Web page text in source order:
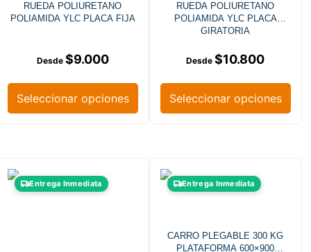
RUEDA POLIURETANO
POLIAMIDA YLC PLACA FIJA
$9.000
Seleccionar opciones
RUEDA POLIURETANO
POLIAMIDA YLC PLACA
GIRATORIA
$10.800
Seleccionar opciones
Entrega Inmediata Entrega Inmediata
CARRO PLEGABLE 300 KG
PLATAFORMA 600×900